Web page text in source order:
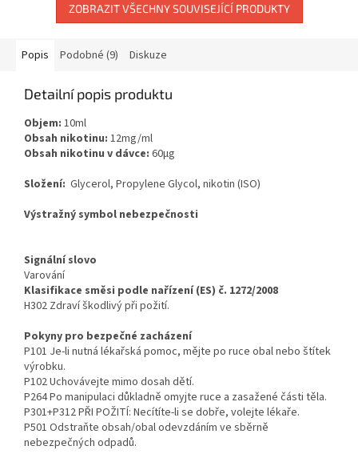
ZOBRAZIT VŠECHNY SOUVISEJÍCÍ PRODUKTY
Popis Podobné (9) Diskuze
Detailní popis produktu
Objem: 10ml
Obsah nikotinu: 12mg/ml
Obsah nikotinu v dávce: 60μg
Složení: Glycerol, Propylene Glycol, nikotin (ISO)
Výstražný symbol nebezpečnosti
Signální slovo
Varování
Klasifikace směsi podle nařízení (ES) č. 1272/2008
H302 Zdraví škodlivý při požití.
Pokyny pro bezpečné zacházení
P101 Je-li nutná lékařská pomoc, mějte po ruce obal nebo štítek
výrobku.
P102 Uchovávejte mimo dosah dětí.
P264 Po manipulaci důkladně omyjte ruce a zasažené části těla.
P301+P312 PŘI POŽITÍ: Necítíte-li se dobře, volejte lékaře.
P501 Odstraňte obsah/obal odevzdáním ve sběrně
nebezpečných odpadů.